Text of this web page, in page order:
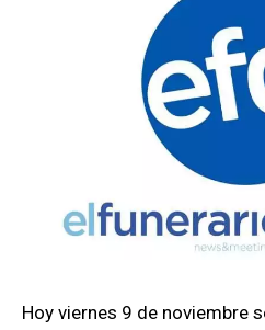
Hoy viernes 9 de noviembre